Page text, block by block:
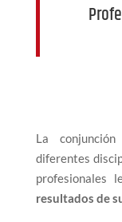
La
diferentes
profesionales
resultados de